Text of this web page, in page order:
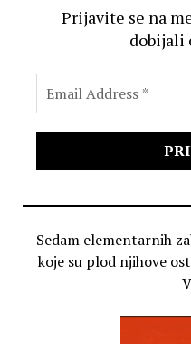
Prijavite se na
dobijali
Sedam elementarnih
koje su plod njihove